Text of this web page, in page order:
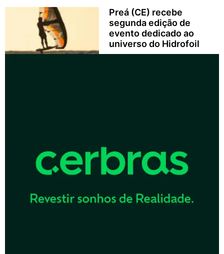
Preá (CE) recebe
segunda edição de
evento dedicado ao
universo do Hidrofoil